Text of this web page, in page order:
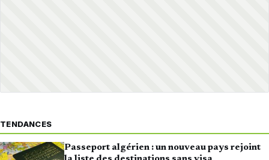
TENDANCES
Passeport algérien : un nouveau pays rejoint